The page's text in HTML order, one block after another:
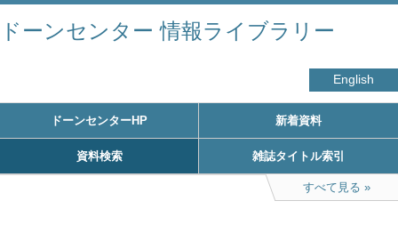
ドーンセンター 情報ライブラリー
English
ドーンセンターHP 新着資料
資料検索 雑誌タイトル索引
すべて見る